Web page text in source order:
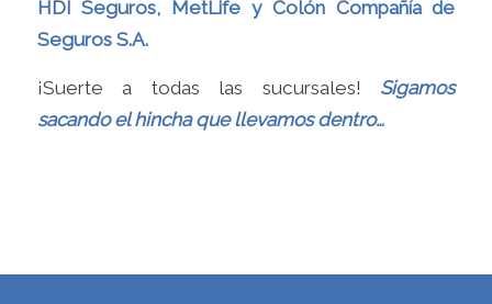
HDI Seguros, MetLife y Colón Compañía de
Seguros S.A.
¡Suerte a todas las sucursales! Sigamos
sacando el hincha que llevamos dentro…